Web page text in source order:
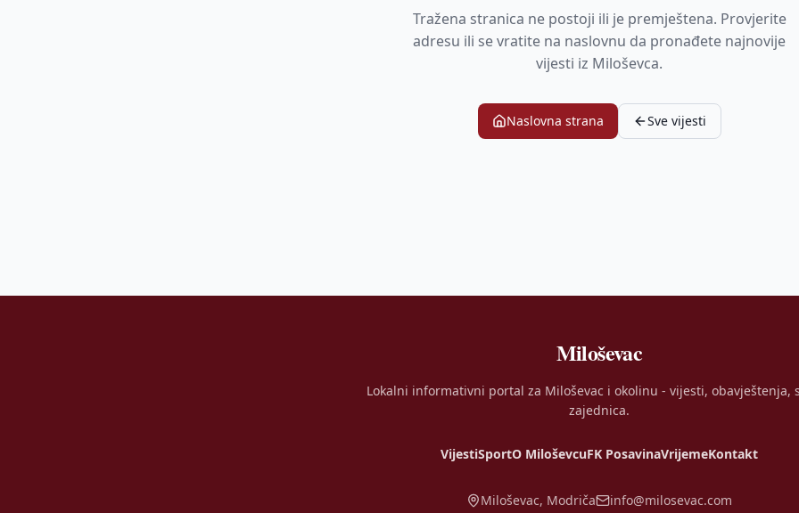
Tražena stranica ne postoji ili je premještena. Provjerite
adresu ili se vratite na naslovnu da pronađete najnovije
vijesti iz Miloševca.
Naslovna strana Sve vijesti
Miloševac
Lokalni informativni portal za Miloševac i okolinu - vijesti, obavještenja,
zajednica.
VijestiSportO MiloševcuFK PosavinaVrijemeKontakt
Miloševac, Modriča info@milosevac.com